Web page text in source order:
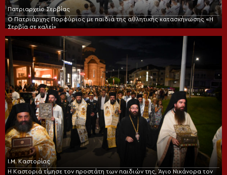
Πατριαρχείο Σερβίας
Ο Πατριάρχης Πορφύριος με παιδιά της αθλητικής κατασκήνωσης «Η
Σερβία σε καλεί»
Ι.Μ. Καστορίας
Η Καστοριά τίμησε τον προστάτη των παιδιών της, Άγιο Νικάνορα τον